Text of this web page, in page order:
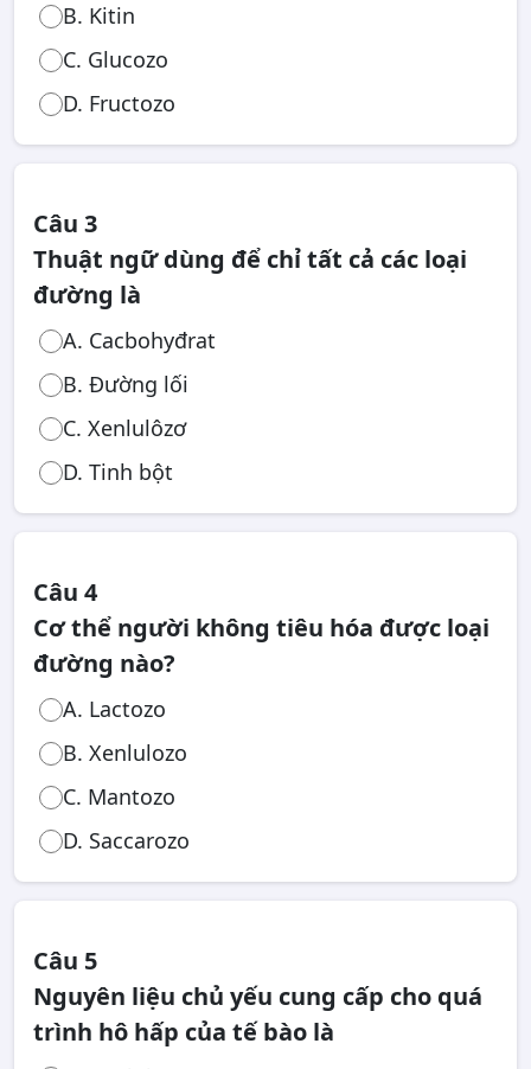
B. Kitin
C. Glucozo
D. Fructozo
Câu 3
Thuật ngữ dùng để chỉ tất cả các loại
đường là
A. Cacbohyđrat
B. Đường lối
C. Xenlulôzơ
D. Tinh bột
Câu 4
Cơ thể người không tiêu hóa được loại
đường nào?
A. Lactozo
B. Xenlulozo
C. Mantozo
D. Saccarozo
Câu 5
Nguyên liệu chủ yếu cung cấp cho quá
trình hô hấp của tế bào là